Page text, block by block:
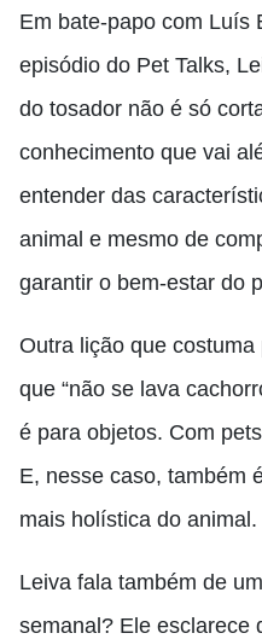
Em bate-papo com Luís
episódio do Pet Talks,
do tosador não é só
conhecimento que vai
entender das
animal e mesmo de
garantir o bem-estar do
Outra lição que
que “não se lava
é para objetos. Com
E, nesse caso, também
mais holística do animal.
Leiva fala também de
semanal? Ele esclarece